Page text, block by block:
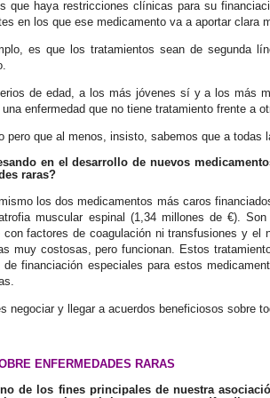
que haya restricciones clínicas para su
en los que ese medicamento va a aportar clara
es que los tratamientos sean de segunda
de edad, a los más jóvenes sí y a los más
enfermedad que no tiene tratamiento frente a
pero que al menos, insisto, sabemos que a todas
en el desarrollo de nuevos
raras?
los dos medicamentos más caros
muscular espinal (1,34 millones de €).
con factores de coagulación ni transfusiones y
muy costosas, pero funcionan. Estos
de financiación especiales para estos
negociar y llegar a acuerdos beneficiosos sobre
ENFERMEDADES RARAS
de los fines principales de nuestra